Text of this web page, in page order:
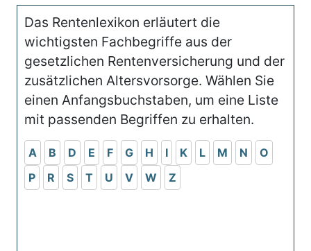
Das Rentenlexikon erläutert die
wichtigsten Fachbegriffe aus der
gesetzlichen Rentenversicherung und der
zusätzlichen Altersvorsorge. Wählen Sie
einen Anfangsbuchstaben, um eine Liste
mit passenden Begriffen zu erhalten.
A B D E F G H I K L M N
O
P
R S T U V W Z